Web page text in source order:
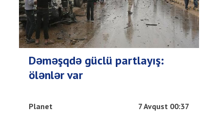
Dəməşqdə güclü partlayış:
ölənlər var
Planet 7 Avqust 00:37